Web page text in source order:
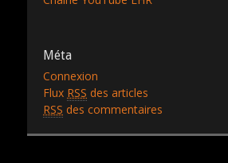
Méta
Connexion
Flux RSS des articles
RSS des commentaires